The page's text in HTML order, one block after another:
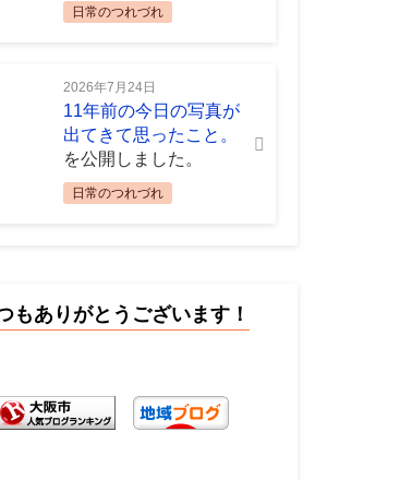
日常のつれづれ
2026年7月24日
11年前の今日の写真が
出てきて思ったこと。
を公開しました。
日常のつれづれ
もありがとうございます！